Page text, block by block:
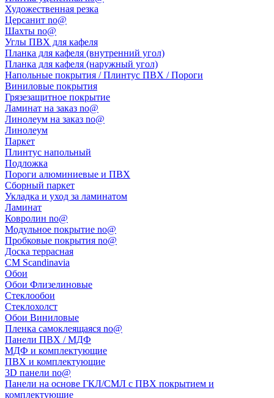
Художественная резка
Церсанит no@
Шахты no@
Углы ПВХ для кафеля
Планка для кафеля (внутренний угол)
Планка для кафеля (наружный угол)
Напольные покрытия / Плинтус ПВХ / Пороги
Виниловые покрытия
Грязезащитное покрытие
Ламинат на заказ no@
Линолеум на заказ no@
Линолеум
Паркет
Плинтус напольный
Подложка
Пороги алюминиевые и ПВХ
Сборный паркет
Укладка и уход за ламинатом
Ламинат
Ковролин no@
Модульное покрытие no@
Пробковые покрытия no@
Доска террасная
CM Scandinavia
Обои
Обои Флизелиновые
Стеклообои
Стеклохолст
Обои Виниловые
Пленка самоклеящаяся no@
Панели ПВХ / МДФ
МДФ и комплектующие
ПВХ и комплектующие
3D панели no@
Панели на основе ГКЛ/СМЛ с ПВХ покрытием и
комплектующие